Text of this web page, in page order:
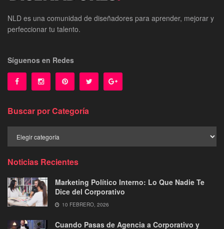
NLD es una comunidad de diseñadores para aprender, mejorar y
perfeccionar tu talento.
Síguenos en Redes
Buscar por Categoría
por
Noticias Recientes
Marketing Político Interno: Lo Que Nadie Te
Dice del Corporativo
10 FEBRERO, 2026
Cuando Pasas de Agencia a Corporativo y